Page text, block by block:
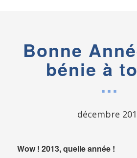
Bonne
bénie à
décembre
Wow ! 2013, quelle année !